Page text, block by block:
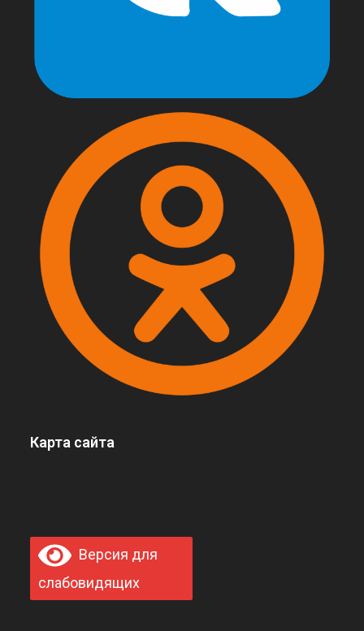
Карта сайта
Версия для
слабовидящих